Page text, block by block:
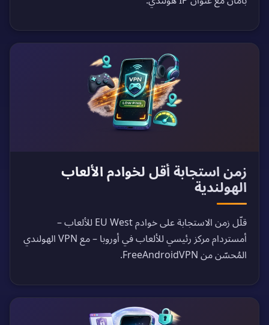
زمن استجابة أقل لخوادم الألعاب
الهولندية
قلّل زمن الاستجابة على خوادم EU West للألعاب –
أمستردام مركز رئيسي للألعاب في أوروبا – مع VPN الهولندي
المُحسّن من FreeAndroidVPN.